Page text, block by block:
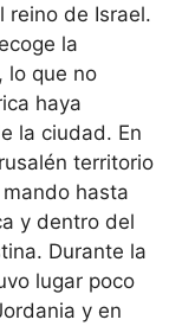
reino de Israel.
la
lo que no
haya
la ciudad. En
territorio
hasta
y dentro del
Durante la
lugar poco
y en